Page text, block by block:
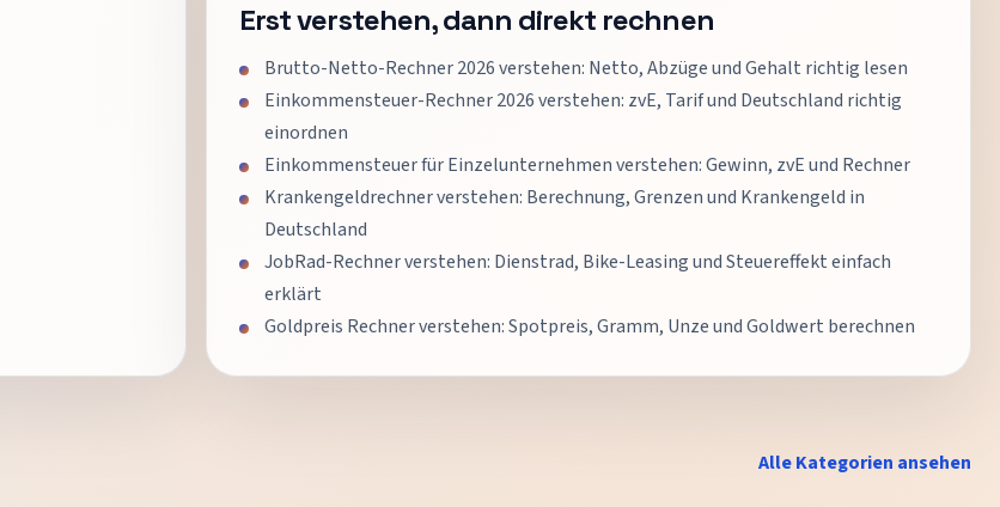
Erst verstehen, dann direkt rechnen
Brutto-Netto-Rechner 2026 verstehen: Netto, Abzüge und Gehalt richtig lesen
Einkommensteuer-Rechner 2026 verstehen: zvE, Tarif und Deutschland richtig
einordnen
Einkommensteuer für Einzelunternehmen verstehen: Gewinn, zvE und Rechner
Krankengeldrechner verstehen: Berechnung, Grenzen und Krankengeld in
Deutschland
JobRad-Rechner verstehen: Dienstrad, Bike-Leasing und Steuereffekt einfach
erklärt
Goldpreis Rechner verstehen: Spotpreis, Gramm, Unze und Goldwert berechnen
Alle Kategorien ansehen